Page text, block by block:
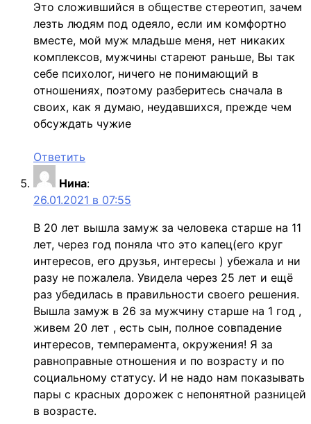
Это сложившийся в обществе стереотип, зачем
лезть людям под одеяло, если им комфортно
вместе, мой муж младьше меня, нет никаких
комплексов, мужчины стареют раньше, Вы так
себе психолог, ничего не понимающий в
отношениях, поэтому разберитесь сначала в
своих, как я думаю, неудавшихся, прежде чем
обсуждать чужие
Ответить
Нина:
26.01.2021 в 07:55
В 20 лет вышла замуж за человека старше на 11
лет, через год поняла что это капец(его круг
интересов, его друзья, интересы ) убежала и ни
разу не пожалела. Увидела через 25 лет и ещё
раз убедилась в правильности своего решения.
Вышла замуж в 26 за мужчину старше на 1 год ,
живем 20 лет , есть сын, полное совпадение
интересов, темперамента, окружения! Я за
равноправные отношения и по возрасту и по
социальному статусу. И не надо нам показывать
пары с красных дорожек с непонятной разницей
в возрасте.